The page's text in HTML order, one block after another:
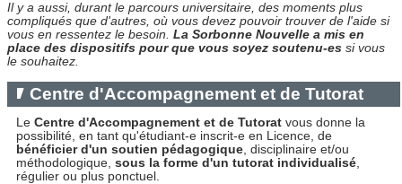
Il y a aussi, durant le parcours universitaire, des moments plus
compliqués que d'autres, où vous devez pouvoir trouver de l'aide si
vous en ressentez le besoin. La Sorbonne Nouvelle a mis en
place des dispositifs pour que vous soyez soutenu-es si vous
le souhaitez.
Centre d'Accompagnement et de Tutorat
Le Centre d'Accompagnement et de Tutorat vous donne la
possibilité, en tant qu'étudiant-e inscrit-e en Licence, de
bénéficier d'un soutien pédagogique, disciplinaire et/ou
méthodologique, sous la forme d'un tutorat individualisé,
régulier ou plus ponctuel.